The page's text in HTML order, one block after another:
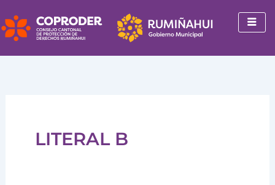
al
contenido
LITERAL B
por: